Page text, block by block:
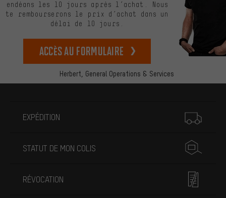
Herbert, General Operations & Services
endéans les 10 jours après l’achat. Nous
te rembourserons le prix d’achat dans un
délai de 10 jours.
Accès au formulaire
EXPÉDITION
STATUT DE MON COLIS
RÉVOCATION